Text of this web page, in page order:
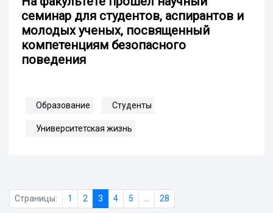
семинар для студентов, аспирантов и
молодых ученых, посвященный
компетенциям безопасного
поведения
Образование Студенты
Университетская жизнь
Страницы: 1 2 3 4 5 ... 28